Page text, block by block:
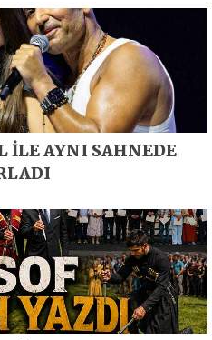
İLE AYNI SAHNEDE